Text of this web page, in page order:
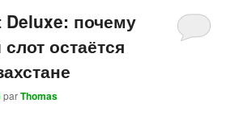
почему
остаётся
parThomas